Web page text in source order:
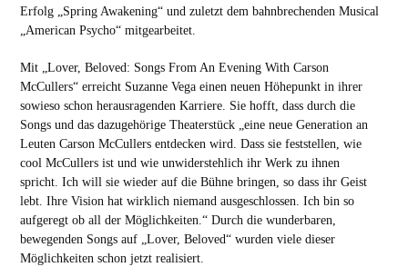
Erfolg „Spring Awakening“ und zuletzt dem bahnbrechenden Musical
„American Psycho“ mitgearbeitet.
Mit „Lover, Beloved: Songs From An Evening With Carson
McCullers“ erreicht Suzanne Vega einen neuen Höhepunkt in ihrer
sowieso schon herausragenden Karriere. Sie hofft, dass durch die
Songs und das dazugehörige Theaterstück „eine neue Generation an
Leuten Carson McCullers entdecken wird. Dass sie feststellen, wie
cool McCullers ist und wie unwiderstehlich ihr Werk zu ihnen
spricht. Ich will sie wieder auf die Bühne bringen, so dass ihr Geist
lebt. Ihre Vision hat wirklich niemand ausgeschlossen. Ich bin so
aufgeregt ob all der Möglichkeiten.“ Durch die wunderbaren,
bewegenden Songs auf „Lover, Beloved“ wurden viele dieser
Möglichkeiten schon jetzt realisiert.